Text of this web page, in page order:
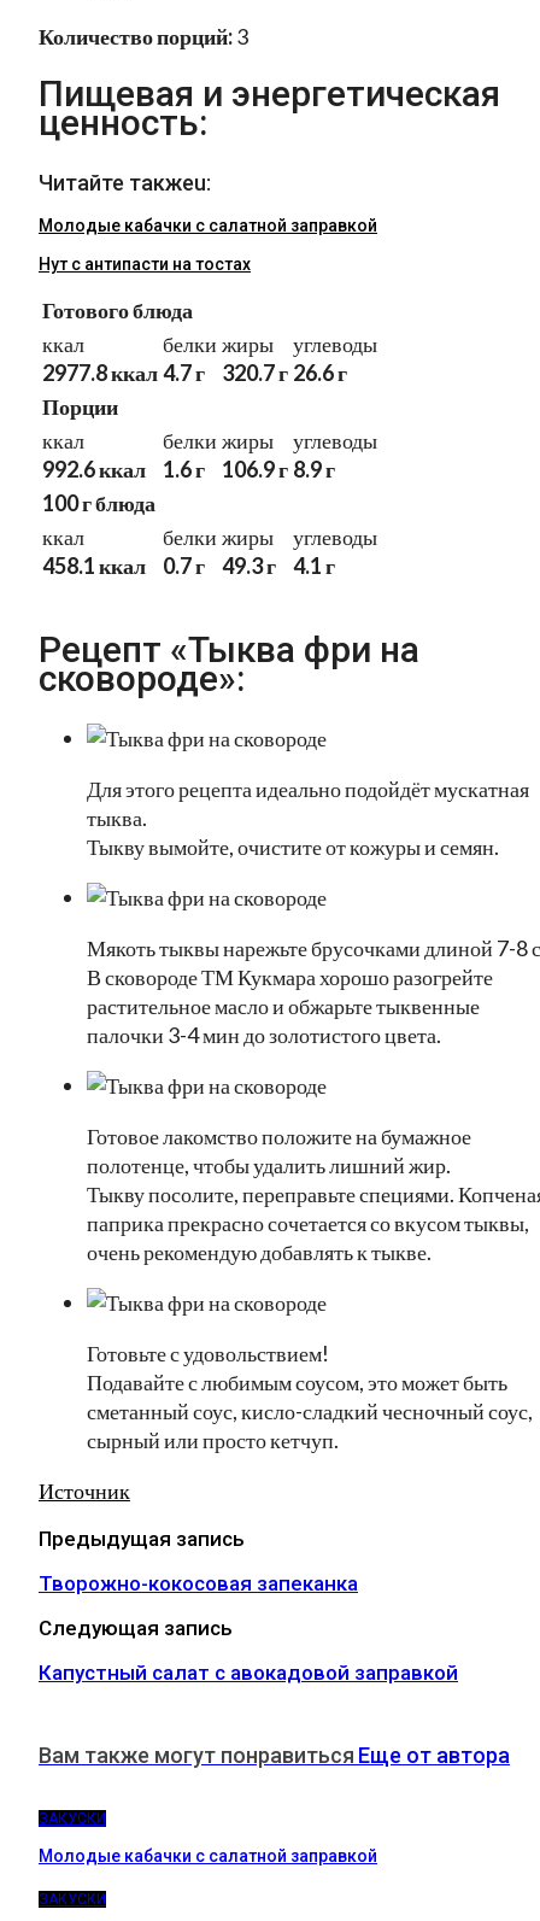
Количество порций:3
Пищевая и энергетическая
ценность:
Читайте такжеu:
Молодые кабачки с салатной заправкой
Нут с антипасти на тостах
Готового блюда
ккал
2977.8 ккал
белки
4.7 г
жиры
320.7 г
углеводы
26.6 г
Порции
ккал
992.6 ккал
белки
1.6 г
жиры
106.9 г
углеводы
8.9 г
100 г блюда
ккал
458.1 ккал
белки
0.7 г
жиры
49.3 г
углеводы
4.1 г
Рецепт «Тыква фри на
сковороде»:
Для этого рецепта идеально подойдёт мускатная
тыква.
Тыкву вымойте, очистите от кожуры и семян.
Мякоть тыквы нарежьте брусочками длиной 7-8
В сковороде ТМ Кукмара хорошо разогрейте
растительное масло и обжарьте тыквенные
палочки 3-4 мин до золотистого цвета.
Готовое лакомство положите на бумажное
полотенце, чтобы удалить лишний жир.
Тыкву посолите, переправьте специями.
паприка прекрасно сочетается со вкусом тыквы,
очень рекомендую добавлять к тыкве.
Готовьте с удовольствием!
Подавайте с любимым соусом, это может быть
сметанный соус, кисло-сладкий чесночный соус,
сырный или просто кетчуп.
Источник
Предыдущая запись
Творожно-кокосовая запеканка
Следующая запись
Капустный салат с авокадовой заправкой
Вам также могут понравиться Еще от автора
ЗАКУСКИ
Молодые кабачки с салатной заправкой
ЗАКУСКИ